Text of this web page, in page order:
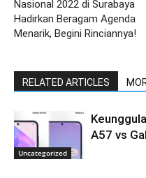
Nasional 2022 di Surabaya
Hadirkan Beragam Agenda
Menarik, Begini Rinciannya!
RELATED ARTICLES
Uncategorized
A57 vs